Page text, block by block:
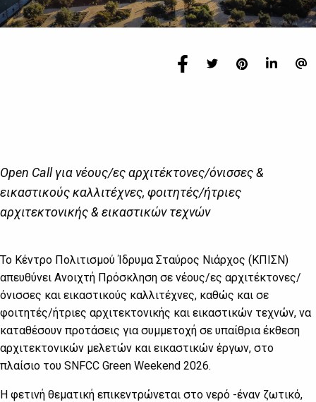
Open Call για νέους/ες αρχιτέκτονες/όνισσες &
εικαστικούς καλλιτέχνες, φοιτητές/ήτριες
αρχιτεκτονικής & εικαστικών τεχνών
Το Κέντρο Πολιτισμού Ίδρυμα Σταύρος Νιάρχος (ΚΠΙΣΝ)
απευθύνει Ανοιχτή Πρόσκληση σε νέους/ες αρχιτέκτονες/
όνισσες και εικαστικούς καλλιτέχνες, καθώς και σε
φοιτητές/ήτριες αρχιτεκτονικής και εικαστικών τεχνών, να
καταθέσουν προτάσεις για συμμετοχή σε υπαίθρια έκθεση
αρχιτεκτονικών μελετών και εικαστικών έργων, στο
πλαίσιο του SNFCC Green Weekend 2026.
Η φετινή θεματική επικεντρώνεται στο νερό -έναν ζωτικό,